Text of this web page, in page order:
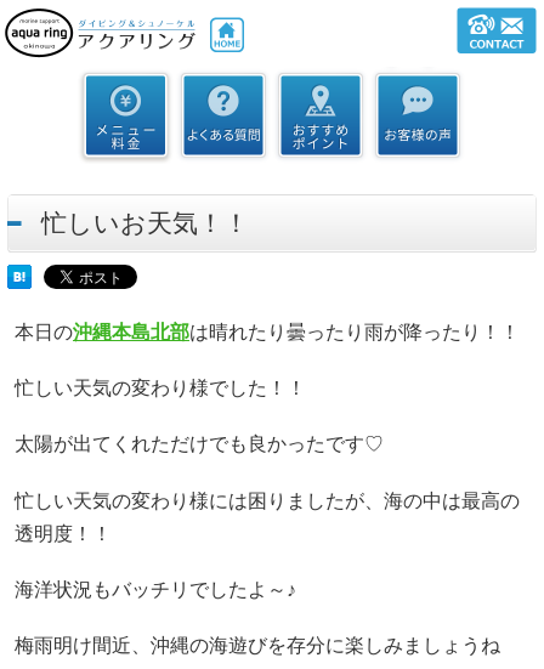
忙しいお天気！！
本日の沖縄本島北部は晴れたり曇ったり雨が降ったり！！
忙しい天気の変わり様でした！！
太陽が出てくれただけでも良かったです♡
忙しい天気の変わり様には困りましたが、海の中は最高の
透明度！！
海洋状況もバッチリでしたよ～♪
梅雨明け間近、沖縄の海遊びを存分に楽しみましょうね